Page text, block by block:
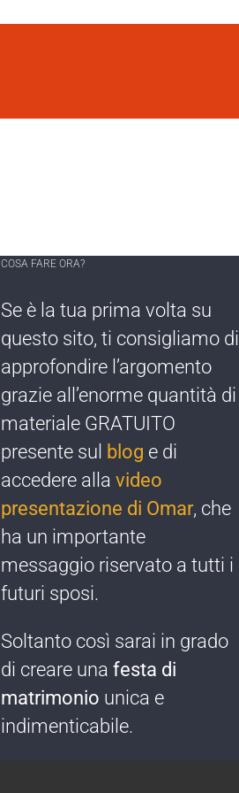
COSA FARE ORA?
Se è la tua prima ​volta su
questo sito, ti consigliamo di
approfondire l’argomento
grazie all’enorme quantità di
materiale GRATUITO
presente sul blog e di
accedere alla video
presentazione di Omar, che
ha un importante
messaggio riservato a tutti i
futuri sposi.
Soltanto così sarai in grado
di creare una festa di
matrimonio unica e
indimenticabile.​